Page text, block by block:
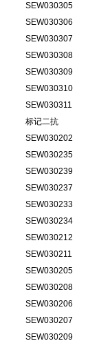
SEW030305
SEW030306
SEW030307
SEW030308
SEW030309
SEW030310
SEW030311
标记二抗
SEW030202
SEW030235
SEW030239
SEW030237
SEW030233
SEW030234
SEW030212
SEW030211
SEW030205
SEW030208
SEW030206
SEW030207
SEW030209